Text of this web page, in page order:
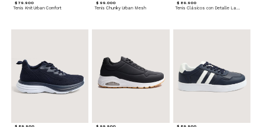
$ 79.900
Tenis Knit Urban Comfort
$ 99.000
Tenis Chunky Urban Mesh
$ 89.900
Tenis Clásicos con Detalle Lateral